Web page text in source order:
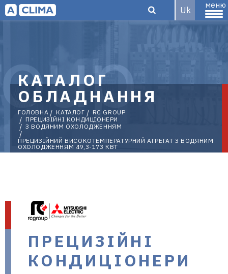
дистриб'ютор
кліматичного
обладнання
в Україні
Uk
меню
КАТАЛОГ
ОБЛАДНАННЯ
ГОЛОВНА КАТАЛОГ
RC GROUP
ПРЕЦИЗІЙНІ КОНДИЦІОНЕРИ
З ВОДЯНИМ ОХОЛОДЖЕННЯМ
ПРЕЦИЗІЙНИЙ ВИСОКОТЕМПЕРАТУРНИЙ АГРЕГАТ З ВОДЯНИМ
ОХОЛОДЖЕННЯМ 49,3-173 КВТ
ПРЕЦИЗІЙНІ
КОНДИЦІОНЕРИ